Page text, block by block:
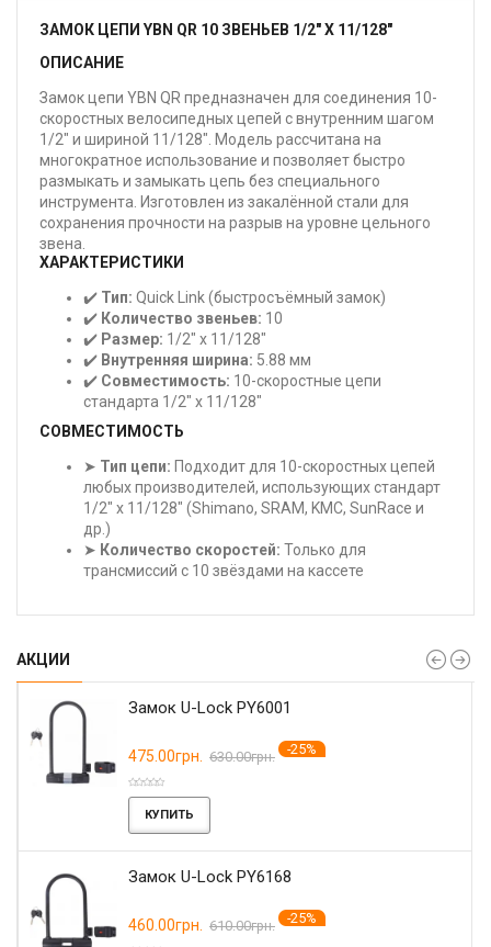
ЗАМОК ЦЕПИ YBN QR 10 ЗВЕНЬЕВ 1/2" X 11/128"
ОПИСАНИЕ
Замок цепи YBN QR предназначен для соединения 10-
скоростных велосипедных цепей с внутренним шагом
1/2" и шириной 11/128". Модель рассчитана на
многократное использование и позволяет быстро
размыкать и замыкать цепь без специального
инструмента. Изготовлен из закалённой стали для
сохранения прочности на разрыв на уровне цельного
звена.
ХАРАКТЕРИСТИКИ
✔️ Тип: Quick Link (быстросъёмный замок)
✔️ Количество звеньев: 10
✔️ Размер: 1/2" x 11/128"
✔️ Внутренняя ширина: 5.88 мм
✔️ Совместимость: 10-скоростные цепи
стандарта 1/2" x 11/128"
СОВМЕСТИМОСТЬ
➤ Тип цепи: Подходит для 10-скоростных цепей
любых производителей, использующих стандарт
1/2" x 11/128" (Shimano, SRAM, KMC, SunRace и
др.)
➤ Количество скоростей: Только для
трансмиссий с 10 звёздами на кассете
АКЦИИ
Замок U-Lock PY6001
475.00грн. 630.00грн. -25%
КУПИТЬ
Замок U-Lock PY6168
460.00грн. 610.00грн. -25%